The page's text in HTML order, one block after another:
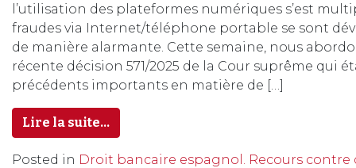
l’utilisation des plateformes numériques s’est
fraudes via Internet/téléphone portable se sont
de manière alarmante. Cette semaine, nous
récente décision 571/2025 de la Cour suprême qui
précédents importants en matière de […]
Lire la suite…
Posted in Droit bancaire espagnol. Recours contre